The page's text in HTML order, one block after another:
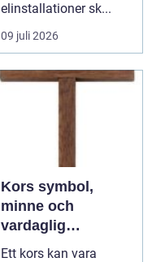
elinstallationer sk...
09 juli 2026
Kors symbol,
minne och
vardaglig
påminnelse
Ett kors kan vara